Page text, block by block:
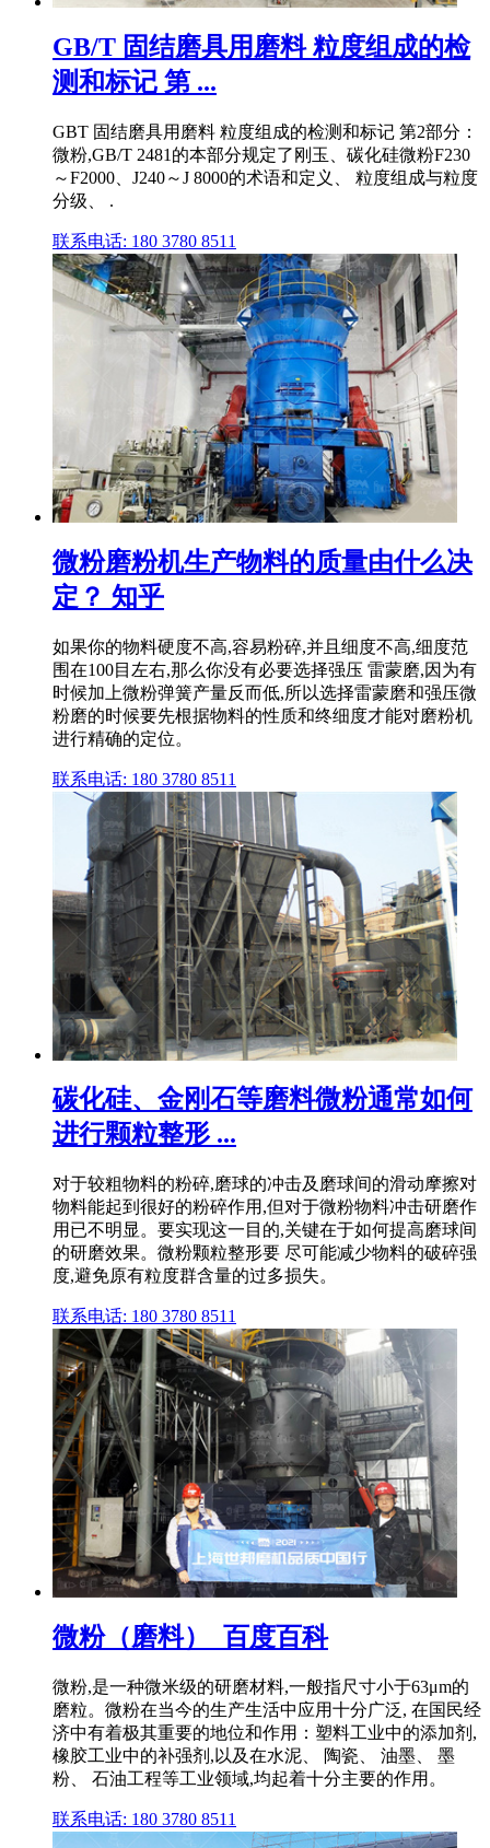
GB/T 固结磨具用磨料 粒度组成的检
测和标记 第 ...
GBT 固结磨具用磨料 粒度组成的检测和标记 第2部分：
微粉,GB/T 2481的本部分规定了刚玉、碳化硅微粉F230
～F2000、J240～J 8000的术语和定义、 粒度组成与粒度
分级、 .
联系电话: 180 3780 8511
微粉磨粉机生产物料的质量由什么决
定？ 知乎
如果你的物料硬度不高,容易粉碎,并且细度不高,细度范
围在100目左右,那么你没有必要选择强压 雷蒙磨,因为有
时候加上微粉弹簧产量反而低,所以选择雷蒙磨和强压微
粉磨的时候要先根据物料的性质和终细度才能对磨粉机
进行精确的定位。
联系电话: 180 3780 8511
碳化硅、金刚石等磨料微粉通常如何
进行颗粒整形 ...
对于较粗物料的粉碎,磨球的冲击及磨球间的滑动摩擦对
物料能起到很好的粉碎作用,但对于微粉物料冲击研磨作
用已不明显。要实现这一目的,关键在于如何提高磨球间
的研磨效果。微粉颗粒整形要 尽可能减少物料的破碎强
度,避免原有粒度群含量的过多损失。
联系电话: 180 3780 8511
微粉（磨料）_百度百科
微粉,是一种微米级的研磨材料,一般指尺寸小于63μm的
磨粒。微粉在当今的生产生活中应用十分广泛, 在国民经
济中有着极其重要的地位和作用：塑料工业中的添加剂,
橡胶工业中的补强剂,以及在水泥、 陶瓷、 油墨、 墨
粉、 石油工程等工业领域,均起着十分主要的作用。
联系电话: 180 3780 8511